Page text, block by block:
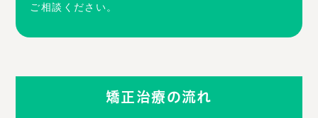
ご相談ください。
矯正治療の流れ